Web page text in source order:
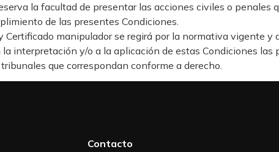
la facultad de presentar las acciones civiles o
de las presentes Condiciones.
Certificado manipulador se regirá por la normativa vigente
interpretación y/o a la aplicación de estas Condiciones
que correspondan conforme a derecho.
Contacto